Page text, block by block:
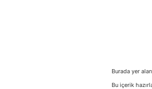
Burada yer
Bu içerik